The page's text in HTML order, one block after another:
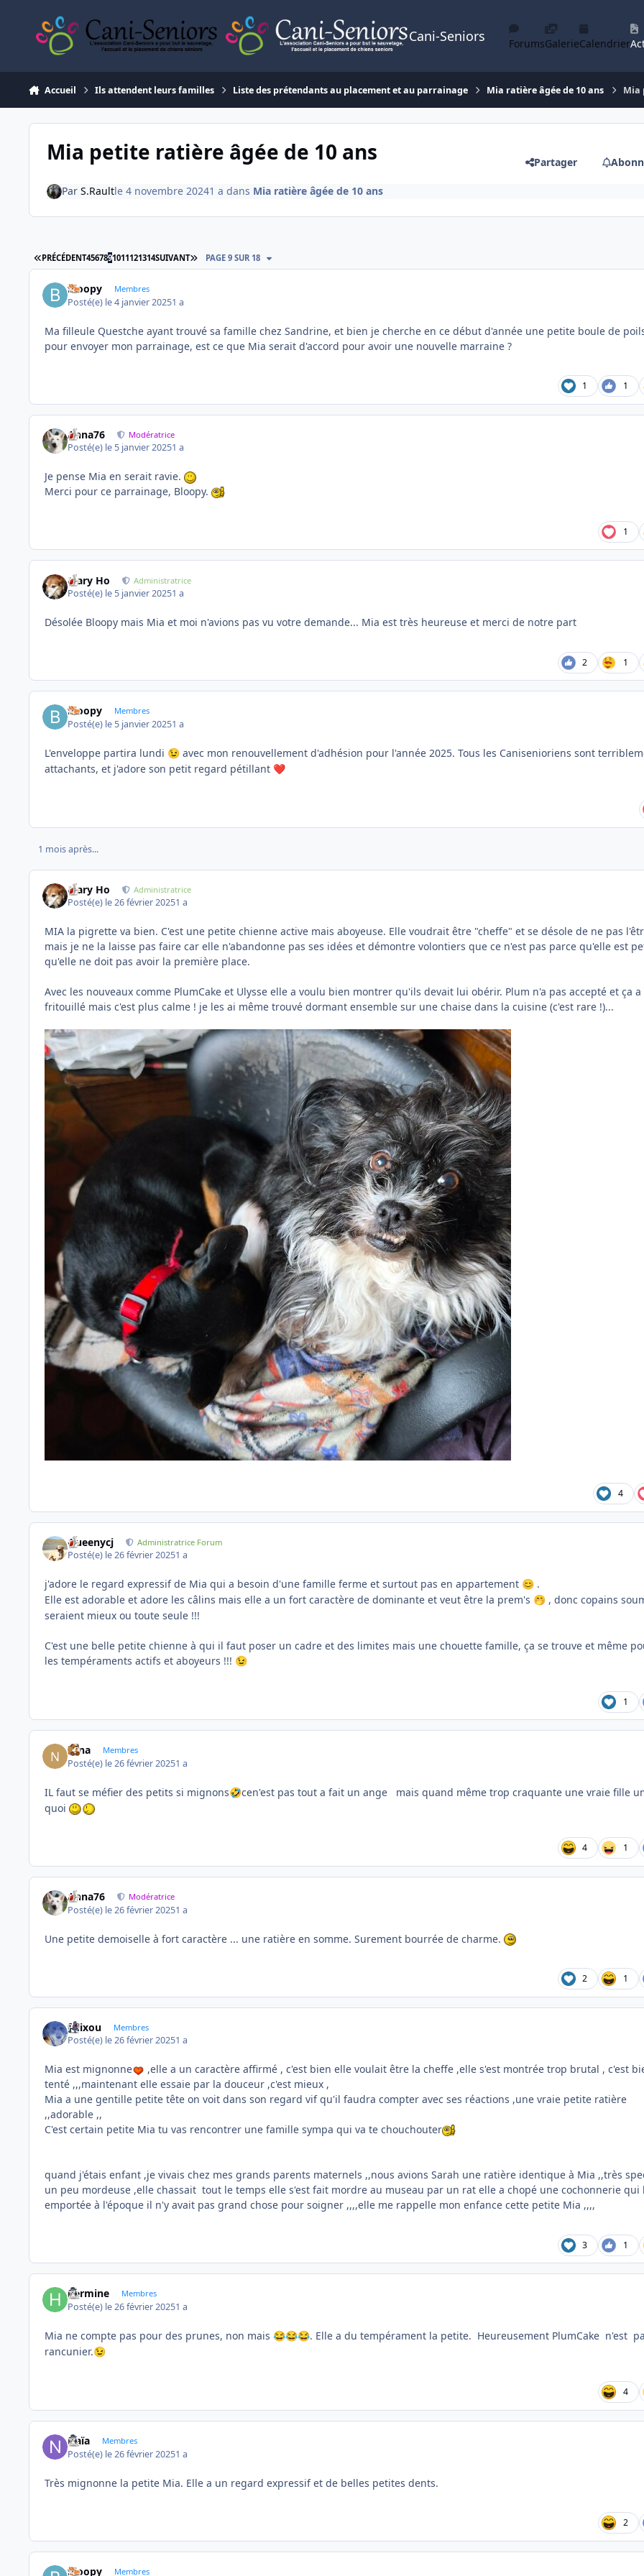
Cani-Seniors ForumsGalerieCalendrier
Accueil Ils attendent leurs familles Liste des prétendants au placement et au parrainage Mia ratière âgée de 10 ans Mia
Mia petite ratière âgée de 10 ans Partager
Par S.Raultle 4 novembre 20241 a dans Mia ratière âgée de 10 ans
PREMIÈRE PAGE
PRÉCÉDENT4567891011121314SUIVANT DERNIÈRE PAGE
PAGE 9 SUR 18
bloopy Membres
Posté(e) le 4 janvier 20251 a
Ma filleule Questche ayant trouvé sa famille chez Sandrine, et bien je cherche en ce début d'année une petite boule de
pour envoyer mon parrainage, est ce que Mia serait d'accord pour avoir une nouvelle marraine ?
1 1
Anna76 Modératrice
Posté(e) le 5 janvier 20251 a
Je pense Mia en serait ravie.
Merci pour ce parrainage, Bloopy.
1
Mary Ho Administratrice
Posté(e) le 5 janvier 20251 a
Désolée Bloopy mais Mia et moi n'avions pas vu votre demande... Mia est très heureuse et merci de notre part
2 1
bloopy Membres
Posté(e) le 5 janvier 20251 a
L'enveloppe partira lundi 😉 avec mon renouvellement d'adhésion pour l'année 2025. Tous les Canisenioriens sont
attachants, et j'adore son petit regard pétillant ❤️
1 mois après...
Mary Ho Administratrice
Posté(e) le 26 février 20251 a
MIA la pigrette va bien. C'est une petite chienne active mais aboyeuse. Elle voudrait être "cheffe" et se désole de ne pas
mais je ne la laisse pas faire car elle n'abandonne pas ses idées et démontre volontiers que ce n'est pas parce qu'elle est
qu'elle ne doit pas avoir la première place.
Avec les nouveaux comme PlumCake et Ulysse elle a voulu bien montrer qu'ils devait lui obérir. Plum n'a pas accepté et ça a
fritouillé mais c'est plus calme ! je les ai même trouvé dormant ensemble sur une chaise dans la cuisine (c'est rare !)...
4
Queenycj Administratrice Forum
Posté(e) le 26 février 20251 a
j'adore le regard expressif de Mia qui a besoin d'une famille ferme et surtout pas en appartement 😊 .
Elle est adorable et adore les câlins mais elle a un fort caractère de dominante et veut être la prem's 🤭 , donc copains
seraient mieux ou toute seule !!!
C'est une belle petite chienne à qui il faut poser un cadre et des limites mais une chouette famille, ça se trouve et même
les tempéraments actifs et aboyeurs !!! 😉
1
Nina Membres
Posté(e) le 26 février 20251 a
IL faut se méfier des petits si mignons🤣cen'est pas tout a fait un ange mais quand même trop craquante une vraie fille
quoi
4 1
Anna76 Modératrice
Posté(e) le 26 février 20251 a
Une petite demoiselle à fort caractère ... une ratière en somme. Surement bourrée de charme.
2 1
felixou Membres
Posté(e) le 26 février 20251 a
Mia est mignonne
,elle a un caractère affirmé , c'est bien elle voulait être la cheffe ,elle s'est montrée trop brutal , c'est
tenté ,,,maintenant elle essaie par la douceur ,c'est mieux ,
Mia a une gentille petite tête on voit dans son regard vif qu'il faudra compter avec ses réactions ,une vraie petite ratière
,,adorable ,,
C'est certain petite Mia tu vas rencontrer une famille sympa qui va te chouchouter
quand j'étais enfant ,je vivais chez mes grands parents maternels ,,nous avions Sarah une ratière identique à Mia ,,très
un peu mordeuse ,elle chassait tout le temps elle s'est fait mordre au museau par un rat elle a chopé une cochonnerie qui
emportée à l'époque il n'y avait pas grand chose pour soigner ,,,,elle me rappelle mon enfance cette petite Mia ,,,,
3 1
hermine Membres
Posté(e) le 26 février 20251 a
Mia ne compte pas pour des prunes, non mais 😂😂😂. Elle a du tempérament la petite. Heureusement PlumCake n'est
rancunier.😉
4
Naïa Membres
Posté(e) le 26 février 20251 a
Très mignonne la petite Mia. Elle a un regard expressif et de belles petites dents.
2
bloopy Membres